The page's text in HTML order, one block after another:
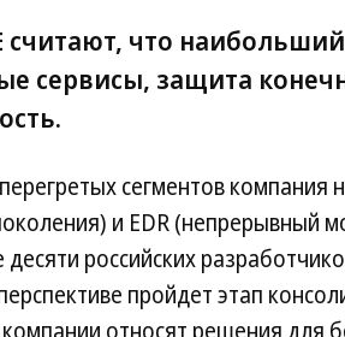
считают, что
сервисы, защита
сегментов компания
и EDR (непрерывный
российских
пройдет этап